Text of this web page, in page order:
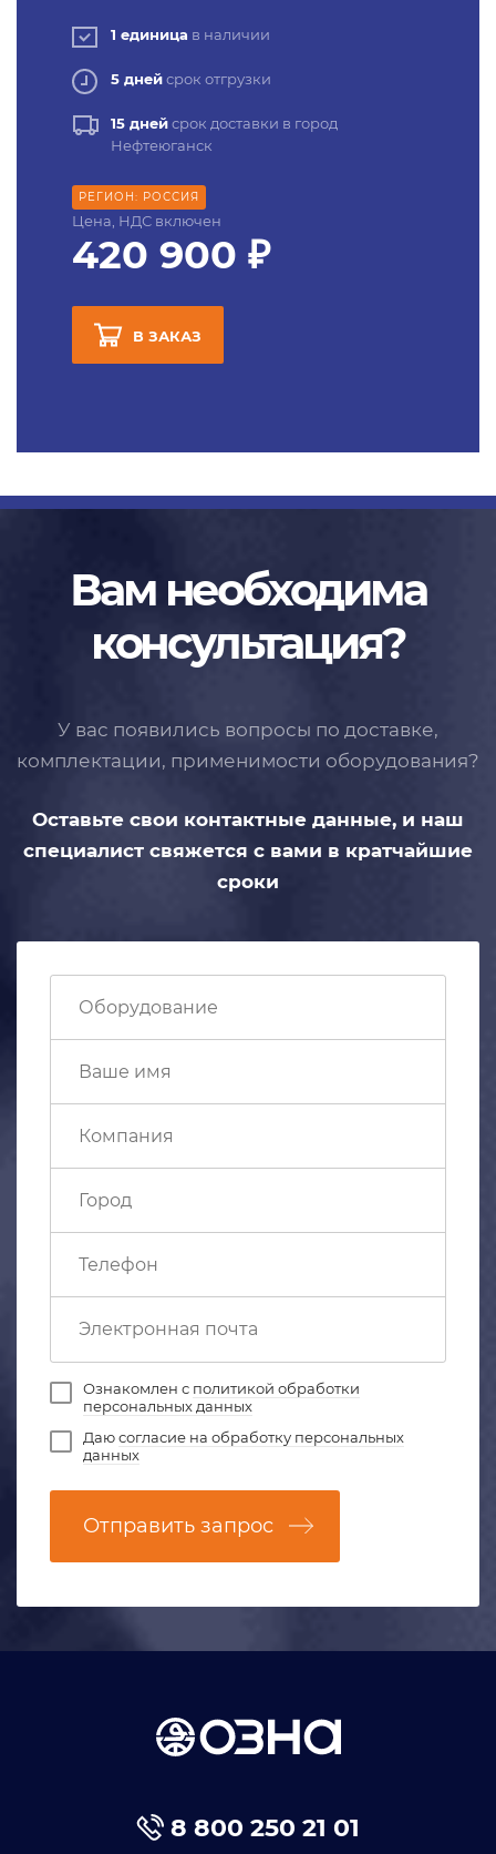
1 единица в наличии
5 днейсрок отгрузки
15 днейсрок доставки в город
Нефтеюганск
РЕГИОН: РОССИЯ
Цена, НДС включен
420 900 ₽
В ЗАКАЗ
Вам необходима
консультация?
У вас появились вопросы по доставке,
комплектации, применимости оборудования?
Оставьте свои контактные данные, и наш
специалист свяжется с вами в кратчайшие
сроки
Ознакомлен с политикой обработки
персональных данных
Даюсогласие на обработку персональных
данных
Отправить запрос
8 800 250 21 01